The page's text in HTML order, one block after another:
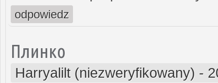
odpowiedz
Плинко
Harryalilt (niezweryfikowany) -